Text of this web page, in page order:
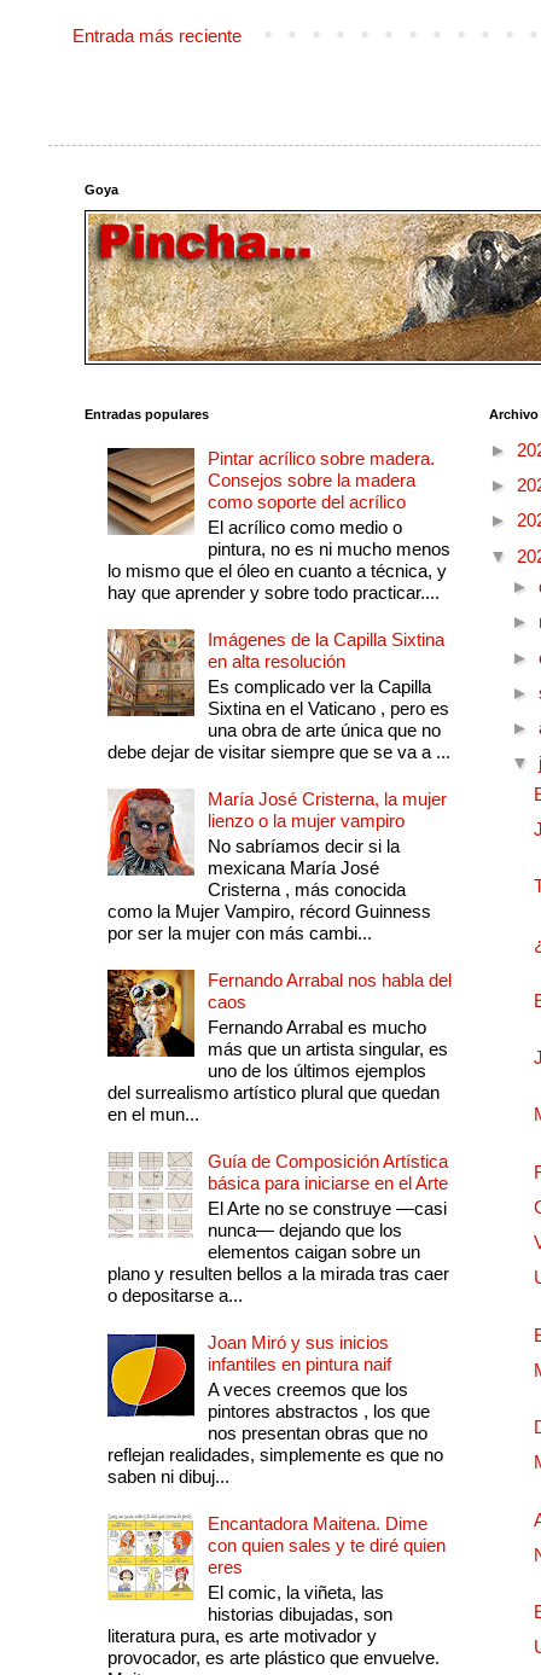
Entrada más reciente
Goya
Entradas populares
Pintar acrílico sobre madera.
Consejos sobre la madera
como soporte del acrílico
El acrílico como medio o
pintura, no es ni mucho menos
lo mismo que el óleo en cuanto a técnica, y
hay que aprender y sobre todo practicar....
Imágenes de la Capilla Sixtina
en alta resolución
Es complicado ver la Capilla
Sixtina en el Vaticano , pero es
una obra de arte única que no
debe dejar de visitar siempre que se va a ...
María José Cristerna, la mujer
lienzo o la mujer vampiro
No sabríamos decir si la
mexicana María José
Cristerna , más conocida
como la Mujer Vampiro, récord Guinness
por ser la mujer con más cambi...
Fernando Arrabal nos habla del
caos
Fernando Arrabal es mucho
más que un artista singular, es
uno de los últimos ejemplos
del surrealismo artístico plural que quedan
en el mun...
Guía de Composición Artística
básica para iniciarse en el Arte
El Arte no se construye —casi
nunca— dejando que los
elementos caigan sobre un
plano y resulten bellos a la mirada tras caer
o depositarse a...
Joan Miró y sus inicios
infantiles en pintura naif
A veces creemos que los
pintores abstractos , los que
nos presentan obras que no
reflejan realidades, simplemente es que no
saben ni dibuj...
Encantadora Maitena. Dime
con quien sales y te diré quien
eres
El comic, la viñeta, las
historias dibujadas, son
literatura pura, es arte motivador y
provocador, es arte plástico que envuelve.
►
►
►
▼
►
►
►
►
►
▼